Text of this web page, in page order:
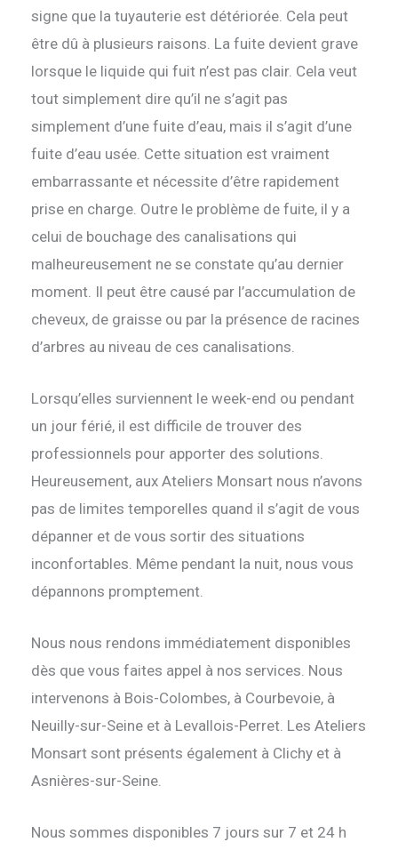
signe que la tuyauterie est détériorée. Cela peut
être dû à plusieurs raisons. La fuite devient grave
lorsque le liquide qui fuit n’est pas clair. Cela veut
tout simplement dire qu’il ne s’agit pas
simplement d’une fuite d’eau, mais il s’agit d’une
fuite d’eau usée. Cette situation est vraiment
embarrassante et nécessite d’être rapidement
prise en charge. Outre le problème de fuite, il y a
celui de bouchage des canalisations qui
malheureusement ne se constate qu’au dernier
moment. Il peut être causé par l’accumulation de
cheveux, de graisse ou par la présence de racines
d’arbres au niveau de ces canalisations.
Lorsqu’elles surviennent le week-end ou pendant
un jour férié, il est difficile de trouver des
professionnels pour apporter des solutions.
Heureusement, aux Ateliers Monsart nous n’avons
pas de limites temporelles quand il s’agit de vous
dépanner et de vous sortir des situations
inconfortables. Même pendant la nuit, nous vous
dépannons promptement.
Nous nous rendons immédiatement disponibles
dès que vous faites appel à nos services. Nous
intervenons à Bois-Colombes, à Courbevoie, à
Neuilly-sur-Seine et à Levallois-Perret. Les Ateliers
Monsart sont présents également à Clichy et à
Asnières-sur-Seine.
Nous sommes disponibles 7 jours sur 7 et 24 h